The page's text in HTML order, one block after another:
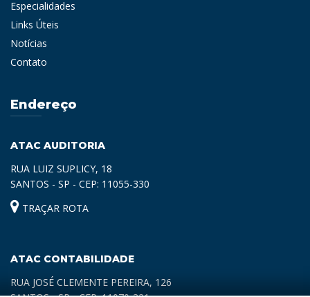
Especialidades
Links Úteis
Notícias
Contato
Endereço
ATAC AUDITORIA
RUA LUIZ SUPLICY, 18
SANTOS - SP - CEP: 11055-330
TRAÇAR ROTA
ATAC CONTABILIDADE
RUA JOSÉ CLEMENTE PEREIRA, 126